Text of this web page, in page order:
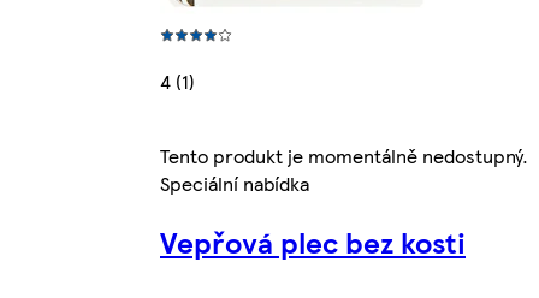
4 (1)
Tento produkt je momentálně nedostupný.
Speciální nabídka
Vepřová plec bez kosti